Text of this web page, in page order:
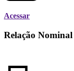
Acessar
Relação